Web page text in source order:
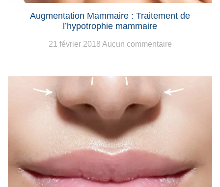
Augmentation Mammaire : Traitement de
l’hypotrophie mammaire
21 février 2018 Aucun commentaire